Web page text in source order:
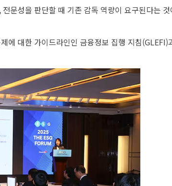
문성을 판단할 때 기존 감독 역량이 요구된다는
대한 가이드라인인 금융정보 집행 지침